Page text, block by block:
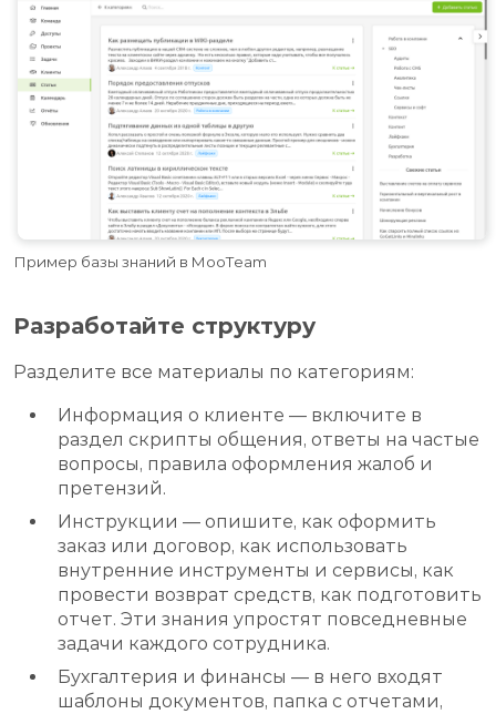
Пример базы знаний в MooTeam
Разработайте структуру
Разделите все материалы по категориям:
Информация о клиенте — включите в
раздел скрипты общения, ответы на частые
вопросы, правила оформления жалоб и
претензий.
Инструкции — опишите, как оформить
заказ или договор, как использовать
внутренние инструменты и сервисы, как
провести возврат средств, как подготовить
отчет. Эти знания упростят повседневные
задачи каждого сотрудника.
Бухгалтерия и финансы — в него входят
шаблоны документов, папка с отчетами,